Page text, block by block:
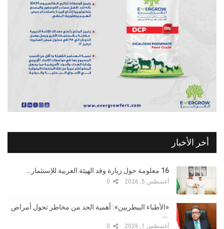
أخر الأخبار
16 معلومة حول زيارة وفد الهيئة العربية للإستثمار…
أغسطس 5, 2026
«الأطباء البيطريين»: أهمية الحد من مخاطر تحول أمراض
…
أغسطس 1, 2026